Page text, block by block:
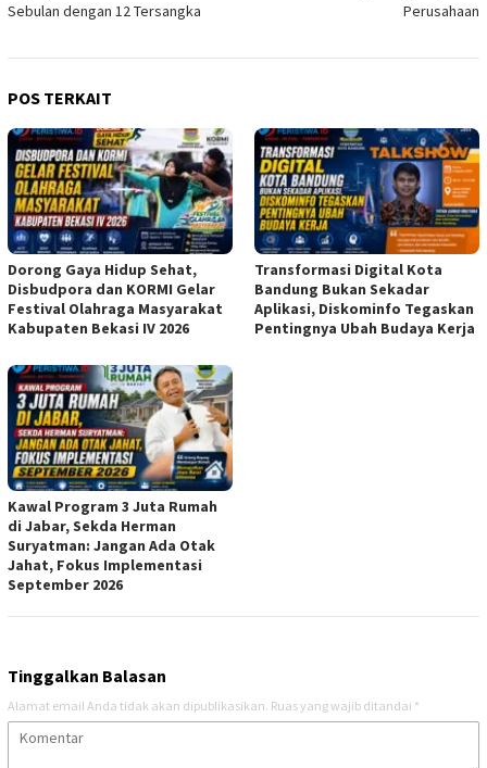
Sebulan dengan 12 Tersangka
Perusahaan
POS TERKAIT
Dorong Gaya Hidup Sehat,
Disbudpora dan KORMI Gelar
Festival Olahraga Masyarakat
Kabupaten Bekasi IV 2026
Transformasi Digital Kota
Bandung Bukan Sekadar
Aplikasi, Diskominfo Tegaskan
Pentingnya Ubah Budaya Kerja
Kawal Program 3 Juta Rumah
di Jabar, Sekda Herman
Suryatman: Jangan Ada Otak
Jahat, Fokus Implementasi
September 2026
Tinggalkan Balasan
Alamat email Anda tidak akan dipublikasikan. Ruas yang wajib ditandai *